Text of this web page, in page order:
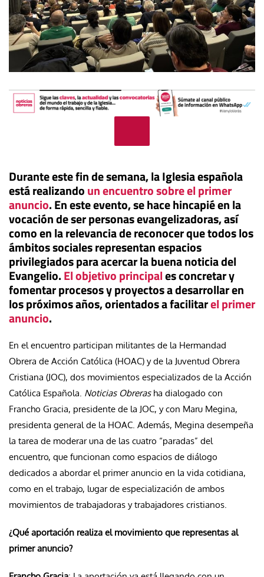
Durante este fin de semana, la Iglesia española
está realizandoun encuentro sobre el primer
anuncio. En este evento, se hace hincapié en la
vocación de ser personas evangelizadoras, así
como en la relevancia de reconocer que todos los
ámbitos sociales representan espacios
privilegiados para acercar la buena noticia del
Evangelio.El objetivo principales concretar y
fomentar procesos y proyectos a desarrollar en
los próximos años, orientados a facilitarel primer
anuncio.
En el encuentro participan militantes de la Hermandad
Obrera de Acción Católica (HOAC) y de la Juventud Obrera
Cristiana (JOC), dos movimientos especializados de la Acción
Católica Española. Noticias Obrerasha dialogado con
Francho Gracia, presidente de la JOC, y con Maru Megina,
presidenta general de la HOAC. Además, Megina desempeña
la tarea de moderar una de las cuatro “paradas” del
encuentro, que funcionan como espacios de diálogo
dedicados a abordar el primer anuncio en la vida cotidiana,
como en el trabajo, lugar de especialización de ambos
movimientos de trabajadoras y trabajadores cristianos.
¿Qué aportación realiza el movimiento que representas al
primer anuncio?